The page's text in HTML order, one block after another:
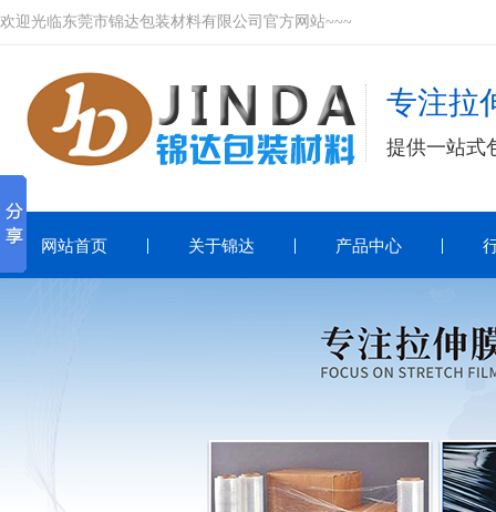
欢迎光临东莞市锦达包装材料有限公司官方网站~~~
专注拉
提供一站式
网站首页 关于锦达 产品中心